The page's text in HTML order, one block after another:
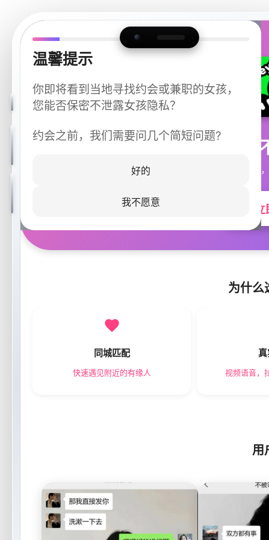
温馨提示
你即将看到当地寻找约会或兼职的女孩，
您能否保密不泄露女孩隐私？
约会之前，我们需要问几个简短问题?
好的
我不愿意
今晚
同城快速匹配
为什么
同城匹配
快速遇见附近的有缘人 视频语音，
用